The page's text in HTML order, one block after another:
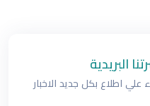
البريدية
علي اطلاع بكل جديد الاخبار